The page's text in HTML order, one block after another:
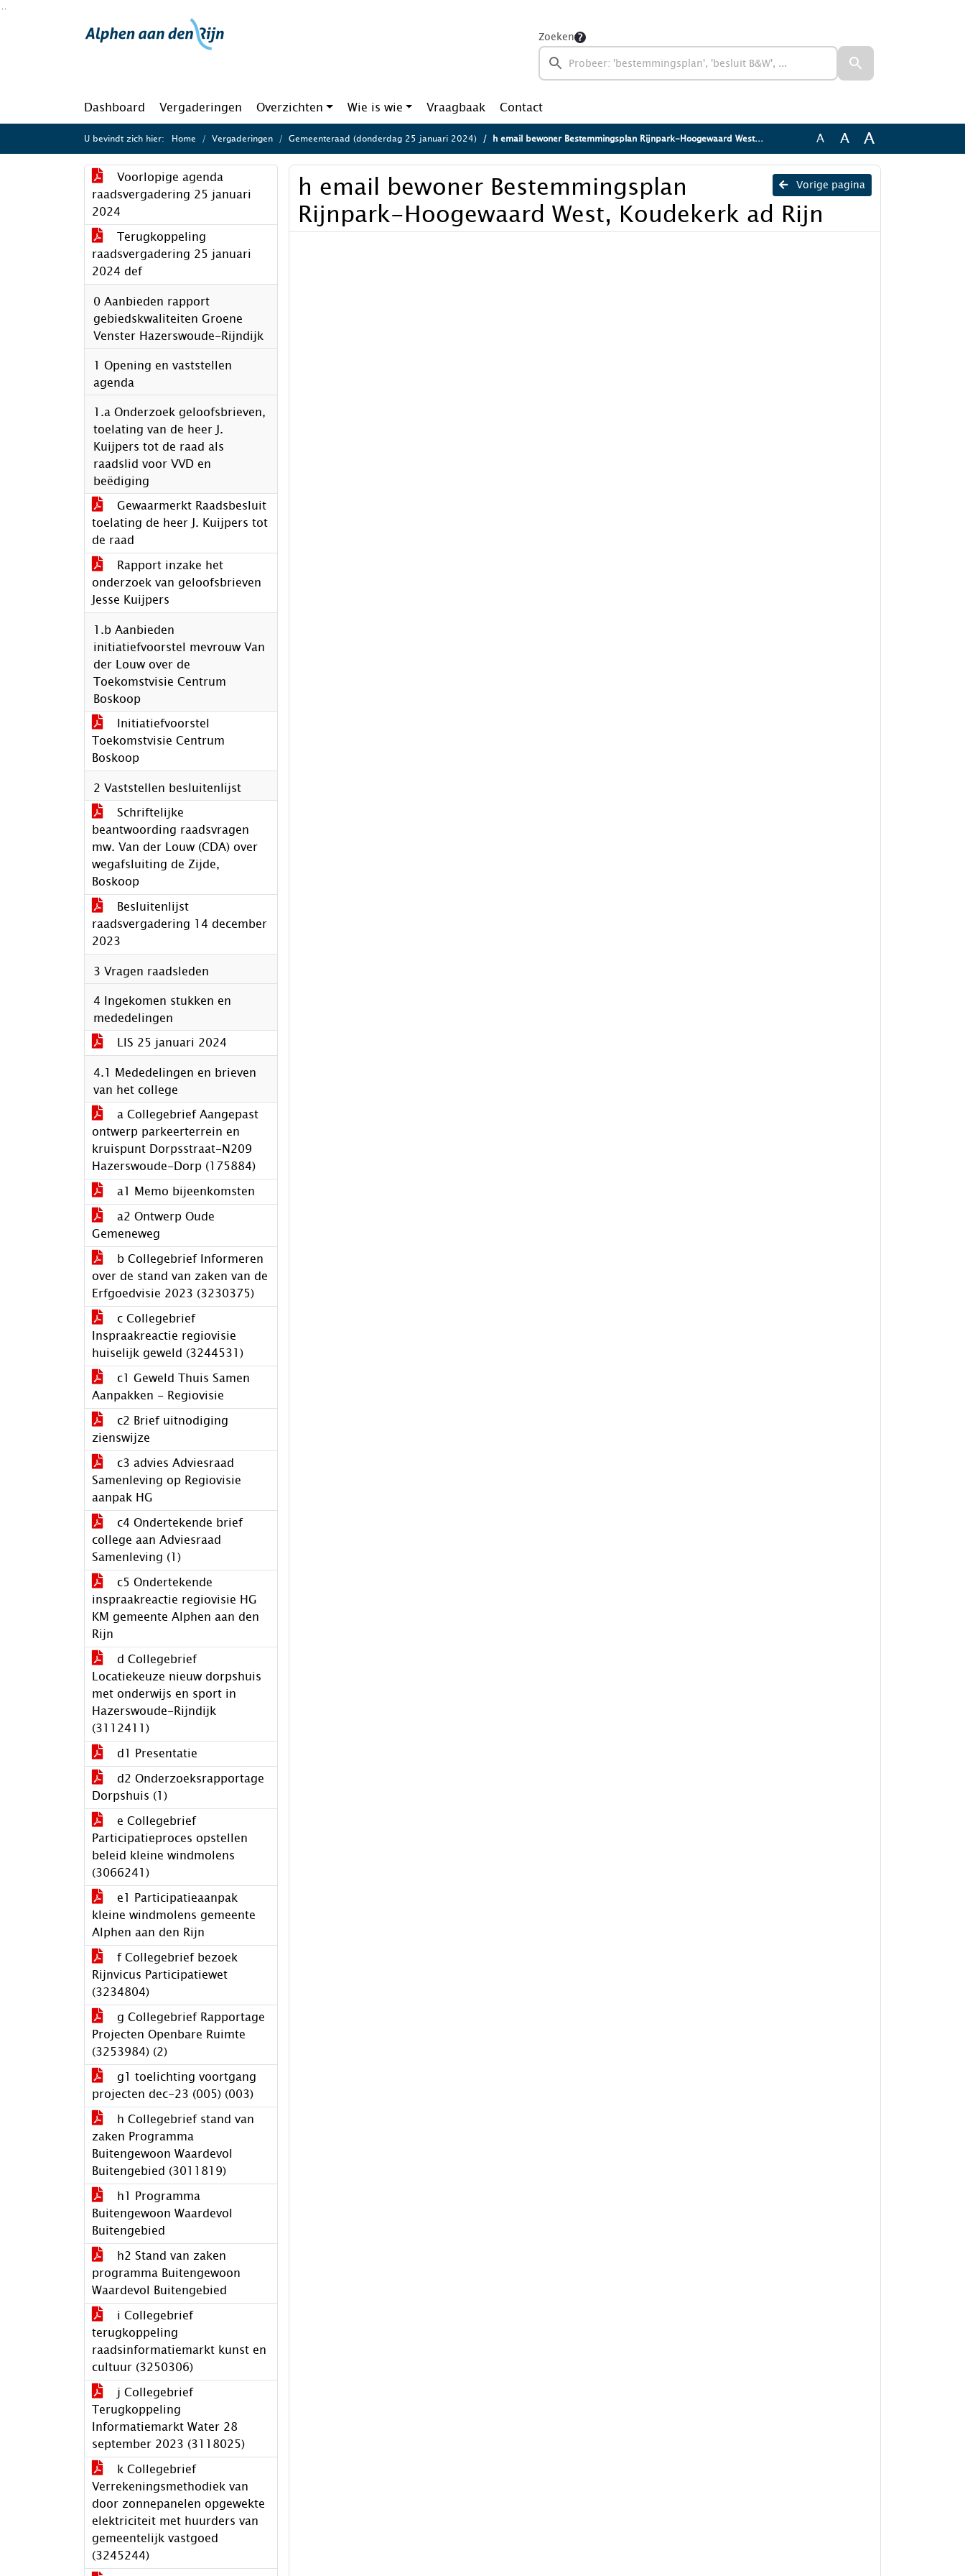
Ga naar de inhoud van deze pagina
Zoeken
Dashboard Vergaderingen Overzichten Wie is wie Vraagbaak Contact
U bevindt zich hier: Home Vergaderingen Gemeenteraad (donderdag 25 januari 2024) h email bewoner Bestemmingsplan Rijnpark-Hoogewaard West, Koudekerk ad Rijn A A A
Voorlopige agenda
raadsvergadering 25 januari
2024
Terugkoppeling
raadsvergadering 25 januari
2024 def
0 Aanbieden rapport
gebiedskwaliteiten Groene
Venster Hazerswoude-Rijndijk
1 Opening en vaststellen
agenda
1.a Onderzoek geloofsbrieven,
toelating van de heer J.
Kuijpers tot de raad als
raadslid voor VVD en
beëdiging
Gewaarmerkt Raadsbesluit
toelating de heer J. Kuijpers tot
de raad
Rapport inzake het
onderzoek van geloofsbrieven
Jesse Kuijpers
1.b Aanbieden
initiatiefvoorstel mevrouw Van
der Louw over de
Toekomstvisie Centrum
Boskoop
Initiatiefvoorstel
Toekomstvisie Centrum
Boskoop
2 Vaststellen besluitenlijst
Schriftelijke
beantwoording raadsvragen
mw. Van der Louw (CDA) over
wegafsluiting de Zijde,
Boskoop
Besluitenlijst
raadsvergadering 14 december
2023
3 Vragen raadsleden
4 Ingekomen stukken en
mededelingen
LIS 25 januari 2024
4.1 Mededelingen en brieven
van het college
a Collegebrief Aangepast
ontwerp parkeerterrein en
kruispunt Dorpsstraat-N209
Hazerswoude-Dorp (175884)
a1 Memo bijeenkomsten
a2 Ontwerp Oude
Gemeneweg
b Collegebrief Informeren
over de stand van zaken van de
Erfgoedvisie 2023 (3230375)
c Collegebrief
Inspraakreactie regiovisie
huiselijk geweld (3244531)
c1 Geweld Thuis Samen
Aanpakken - Regiovisie
c2 Brief uitnodiging
zienswijze
c3 advies Adviesraad
Samenleving op Regiovisie
aanpak HG
c4 Ondertekende brief
college aan Adviesraad
Samenleving (1)
c5 Ondertekende
inspraakreactie regiovisie HG
KM gemeente Alphen aan den
Rijn
d Collegebrief
Locatiekeuze nieuw dorpshuis
met onderwijs en sport in
Hazerswoude-Rijndijk
(3112411)
d1 Presentatie
d2 Onderzoeksrapportage
Dorpshuis (1)
e Collegebrief
Participatieproces opstellen
beleid kleine windmolens
(3066241)
e1 Participatieaanpak
kleine windmolens gemeente
Alphen aan den Rijn
f Collegebrief bezoek
Rijnvicus Participatiewet
(3234804)
g Collegebrief Rapportage
Projecten Openbare Ruimte
(3253984) (2)
g1 toelichting voortgang
projecten dec-23 (005) (003)
h Collegebrief stand van
zaken Programma
Buitengewoon Waardevol
Buitengebied (3011819)
h1 Programma
Buitengewoon Waardevol
Buitengebied
h2 Stand van zaken
programma Buitengewoon
Waardevol Buitengebied
i Collegebrief
terugkoppeling
raadsinformatiemarkt kunst en
cultuur (3250306)
j Collegebrief
Terugkoppeling
Informatiemarkt Water 28
september 2023 (3118025)
k Collegebrief
Verrekeningsmethodiek van
door zonnepanelen opgewekte
elektriciteit met huurders van
gemeentelijk vastgoed
(3245244)
Vorige pagina
h email bewoner Bestemmingsplan
Rijnpark-Hoogewaard West, Koudekerk ad Rijn